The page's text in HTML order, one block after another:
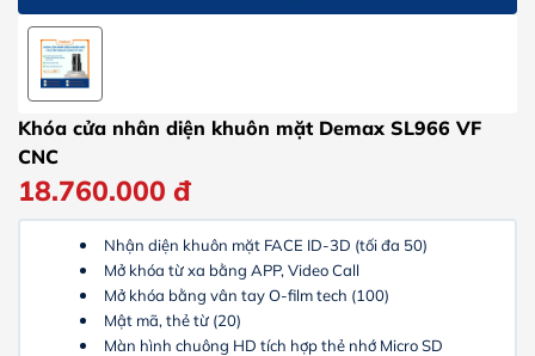
Khóa cửa nhân diện khuôn mặt Demax SL966 VF
CNC
18.760.000 đ
Nhận diện khuôn mặt FACE ID-3D (tối đa 50)
Mở khóa từ xa bằng APP, Video Call
Mở khóa bằng vân tay O-film tech (100)
Mật mã, thẻ từ (20)
Màn hình chuông HD tích hợp thẻ nhớ Micro SD